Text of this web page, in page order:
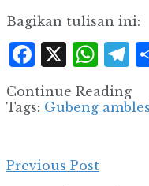
Bagikan tulisan ini:
X
Continue Reading
Tags: Gubeng ambles
Previous Post